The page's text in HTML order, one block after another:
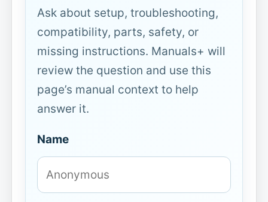
Ask about setup, troubleshooting,
compatibility, parts, safety, or
missing instructions. Manuals+ will
review the question and use this
page’s manual context to help
answer it.
Name